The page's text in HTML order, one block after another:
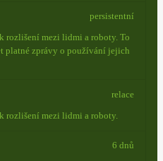
rozlišení mezi lidmi a roboty. To
platné zprávy o používání jejich
persistentní
rozlišení mezi lidmi a roboty.
relace
6 dnů